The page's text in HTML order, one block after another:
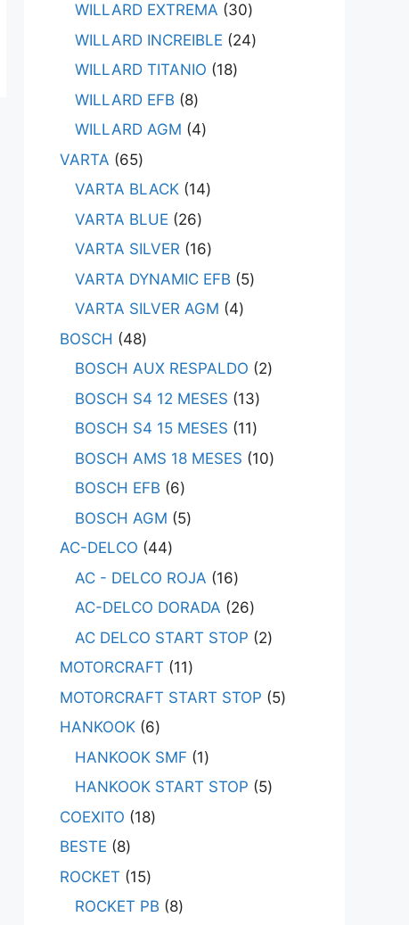
WILLARD EXTREMA
30
WILLARD INCREIBLE
24
WILLARD TITANIO
18
WILLARD EFB
8
WILLARD AGM
4
VARTA
65
VARTA BLACK 14
VARTA BLUE
26
VARTA SILVER 16
VARTA DYNAMIC EFB
5
VARTA SILVER AGM
4
BOSCH
48
BOSCH AUX RESPALDO
2
BOSCH S4 12 MESES
13
BOSCH S4 15 MESES
11
BOSCH AMS 18 MESES
10
BOSCH EFB
6
BOSCH AGM
5
AC-DELCO
44
AC - DELCO ROJA
16
AC-DELCO DORADA
26
AC DELCO START STOP
2
MOTORCRAFT
11
MOTORCRAFT START STOP
5
HANKOOK 6
HANKOOK SMF
1
HANKOOK START STOP
5
COEXITO
18
BESTE
8
ROCKET
15
ROCKET PB
8